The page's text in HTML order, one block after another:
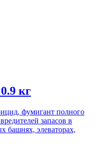
кг
фумигант полного
запасов в
башнях, элеваторах,